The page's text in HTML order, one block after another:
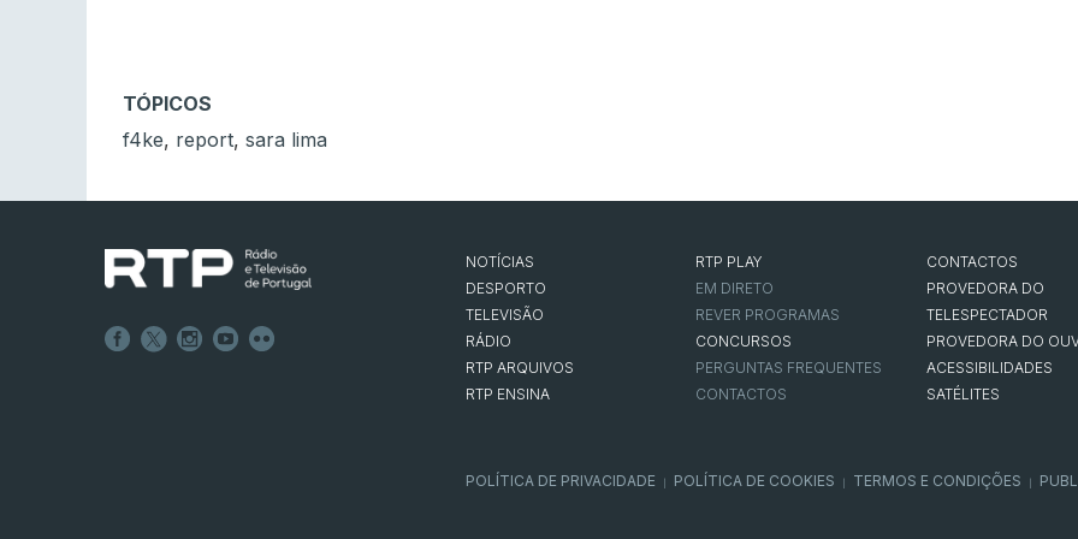
TÓPICOS
f4ke, report, sara lima
NOTÍCIAS
DESPORTO
TELEVISÃO
RÁDIO
RTP ARQUIVOS
RTP ENSINA
RTP PLAY
EM DIRETO
REVER PROGRAMAS
CONCURSOS
PERGUNTAS FREQUENTES
CONTACTOS
CONTACTOS
PROVEDORA DO
TELESPECTADOR
PROVEDORA DO
ACESSIBILIDADES
SATÉLITES
POLÍTICA DE PRIVACIDADE POLÍTICA DE COOKIES TERMOS E CONDIÇÕES